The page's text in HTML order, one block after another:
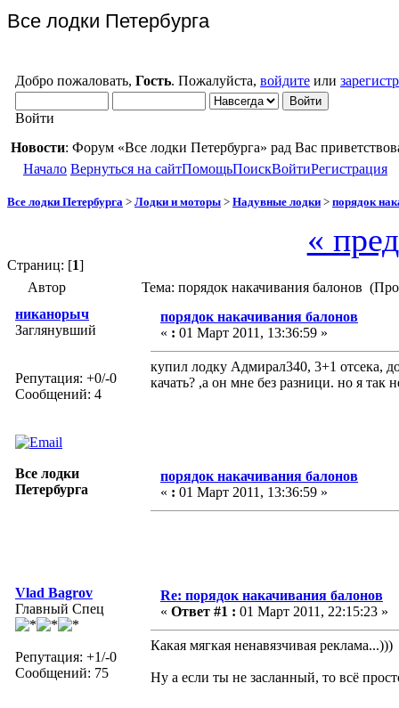
Все лодки Петербурга
Добро пожаловать, Гость. Пожалуйста, войдите или
Войти
Новости: Форум «Все лодки Петербурга» рад Вас
Начало Вернуться на сайтПомощьПоискВойтиРегистрация
Все лодки Петербурга > Лодки и моторы > Надувные лодки > порядок
Страниц: [1]
«
Автор
Тема: порядок накачивания балонов
никанорыч
Заглянувший
Репутация: +0/-0
Сообщений: 4
порядок накачивания балонов
« : 01 Март 2011, 13:36:59 »
купил лодку Адмирал340, 3+1 отсека,
качать? ,а он мне без разници. но я так
Все лодки
Петербурга
порядок накачивания балонов
« : 01 Март 2011, 13:36:59 »
Vlad Bagrov
Главный Спец
Репутация: +1/-0
Сообщений: 75
Re: порядок накачивания балонов
« Ответ #1 : 01 Март 2011, 22:15:23 »
Какая мягкая ненавязчивая реклама...)))
Ну а если ты не засланный, то всё